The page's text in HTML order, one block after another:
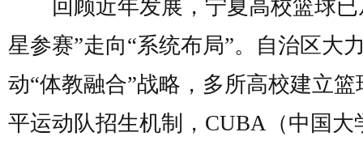
回顾近年发展，宁夏高校篮球已
星参赛”走向“系统布局”。自治区大
动“体教融合”战略，多所高校建立篮
平运动队招生机制，CUBA（中国大